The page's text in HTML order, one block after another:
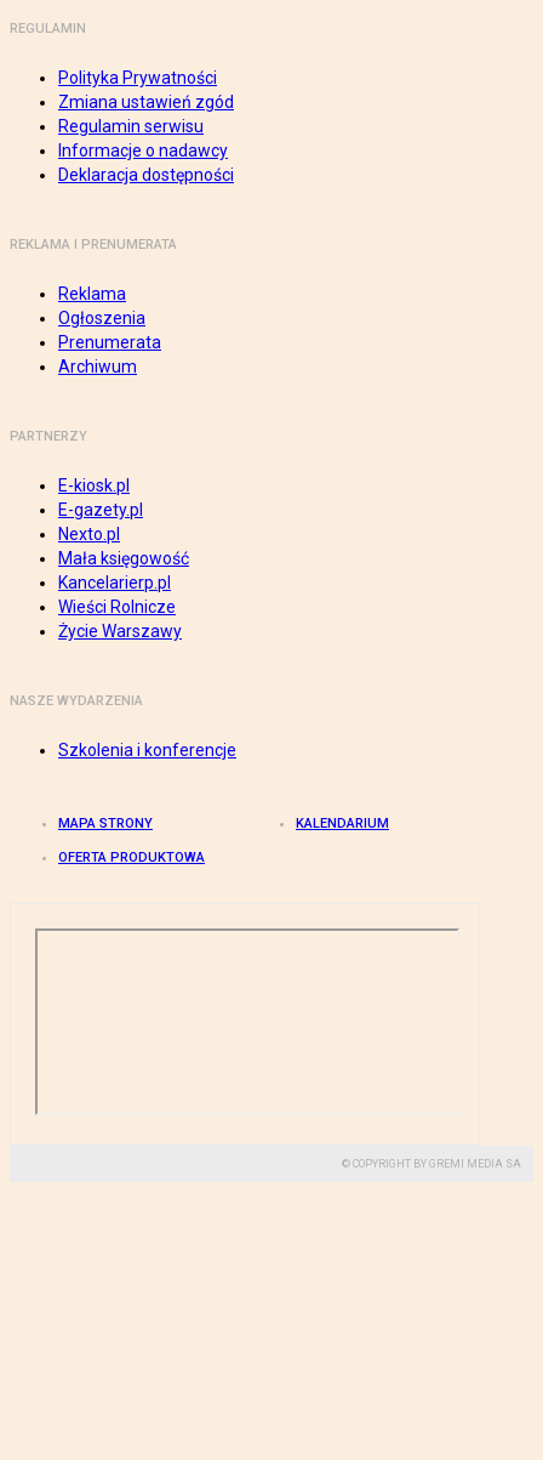
REGULAMIN
Polityka Prywatności
Zmiana ustawień zgód
Regulamin serwisu
Informacje o nadawcy
Deklaracja dostępności
REKLAMA I PRENUMERATA
Reklama
Ogłoszenia
Prenumerata
Archiwum
PARTNERZY
E-kiosk.pl
E-gazety.pl
Nexto.pl
Mała księgowość
Kancelarierp.pl
Wieści Rolnicze
Życie Warszawy
NASZE WYDARZENIA
Szkolenia i konferencje
MAPA STRONY KALENDARIUM
OFERTA PRODUKTOWA
© COPYRIGHT BY GREMI MEDIA SA